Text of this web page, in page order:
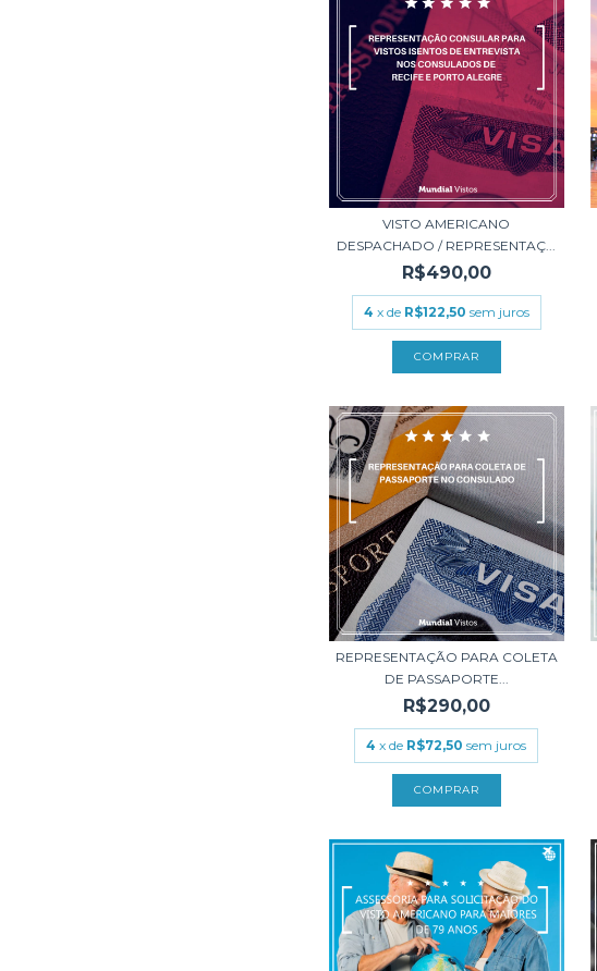
VISTO AMERICANO
DESPACHADO / REPRESENTAÇ...
R$490,00
4 x de R$122,50 sem juros
REPRESENTAÇÃO PARA COLETA
DE PASSAPORTE...
R$290,00
4 x de R$72,50 sem juros